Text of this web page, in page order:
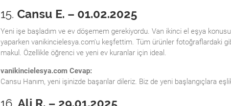
15. Cansu E. – 01.02.2025
Yeni işe başladım ve ev döşemem gerekiyordu. Van ikinci el eşya
yaparken vanikincielesya.com’u keşfettim. Tüm ürünler fotoğraflardaki
makul. Özellikle öğrenci ve yeni ev kuranlar için ideal.
vanikincielesya.com Cevap:
Cansu Hanım, yeni işinizde başarılar dileriz. Biz de yeni başlangıçlara